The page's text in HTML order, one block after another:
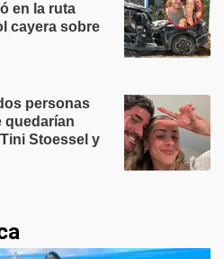
en la ruta
cayera sobre
personas
quedarían
Stoessel y